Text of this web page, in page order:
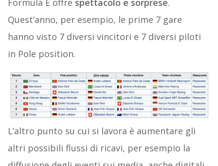
Formula E offre spettacolo e sorprese.
Quest’anno, per esempio, le prime 7 gare
hanno visto 7 diversi vincitori e 7 diversi piloti
in Pole position.
L’altro punto su cui si lavora è aumentare gli
altri possibili flussi di ricavi, per esempio la